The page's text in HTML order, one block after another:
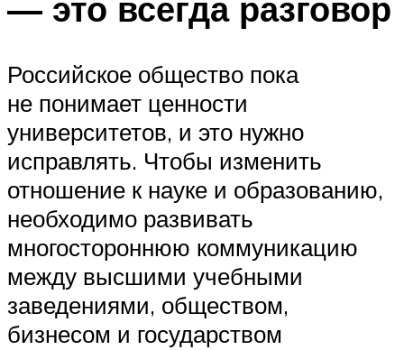
— это всегда разговор
Российское общество пока
не понимает ценности
университетов, и это нужно
исправлять. Чтобы изменить
отношение к науке и образованию,
необходимо развивать
многостороннюю коммуникацию
между высшими учебными
заведениями, обществом,
бизнесом и государством